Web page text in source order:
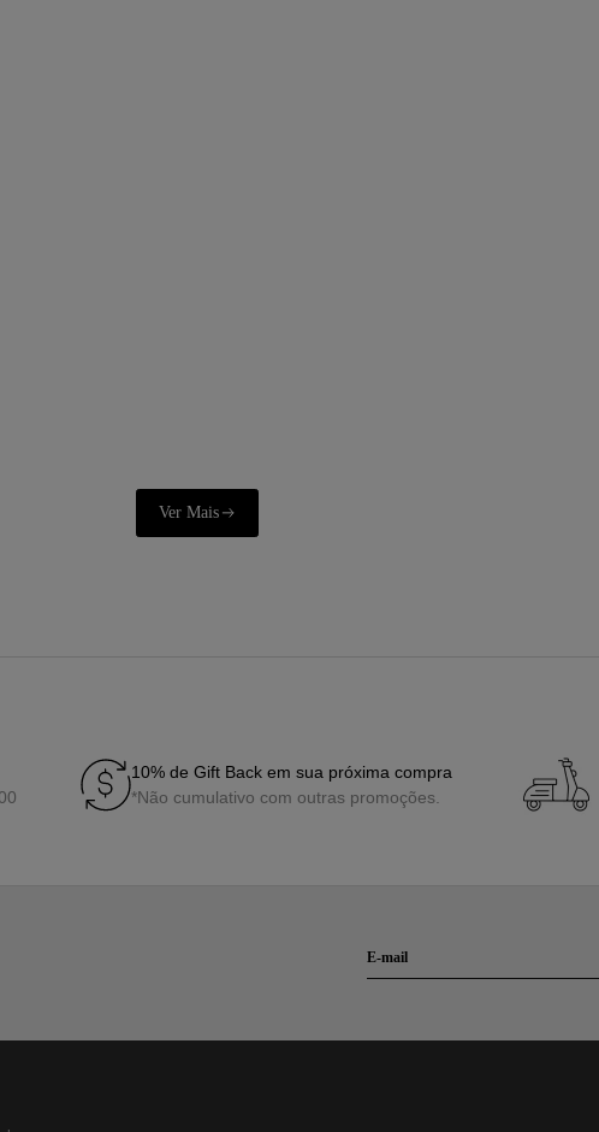
10% de Gift Back em sua próxima compra
*Não cumulativo com outras promoções.